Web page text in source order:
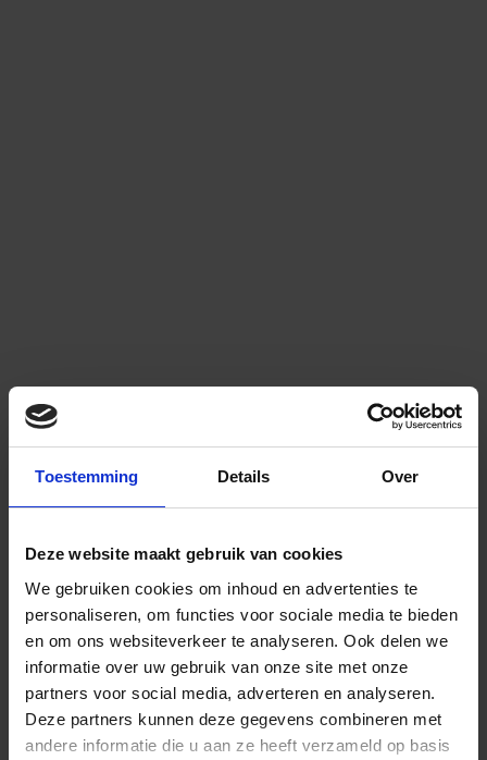
Toestemming Details Over
Deze website maakt gebruik van cookies
We gebruiken cookies om inhoud en advertenties te
personaliseren, om functies voor sociale media te bieden
en om ons websiteverkeer te analyseren. Ook delen we
informatie over uw gebruik van onze site met onze
partners voor social media, adverteren en analyseren.
Deze partners kunnen deze gegevens combineren met
andere informatie die u aan ze heeft verzameld op basis